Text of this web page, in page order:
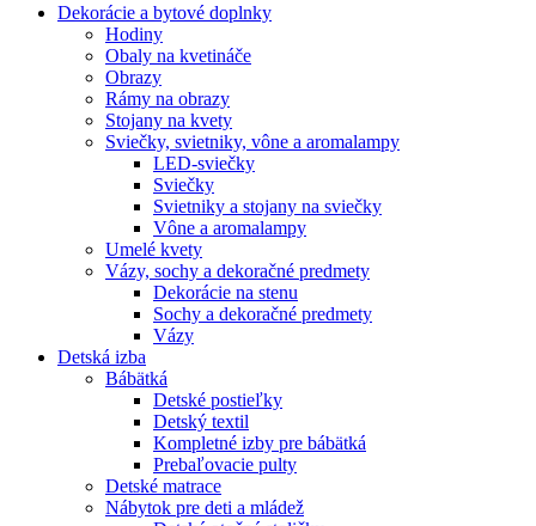
Dekorácie a bytové doplnky
Hodiny
Obaly na kvetináče
Obrazy
Rámy na obrazy
Stojany na kvety
Sviečky, svietniky, vône a aromalampy
LED-sviečky
Sviečky
Svietniky a stojany na sviečky
Vône a aromalampy
Umelé kvety
Vázy, sochy a dekoračné predmety
Dekorácie na stenu
Sochy a dekoračné predmety
Vázy
Detská izba
Bábätká
Detské postieľky
Detský textil
Kompletné izby pre bábätká
Prebaľovacie pulty
Detské matrace
Nábytok pre deti a mládež